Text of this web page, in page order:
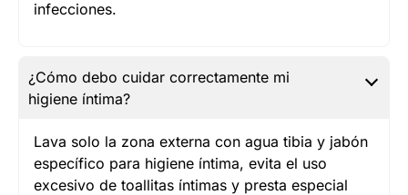
infecciones.
¿Cómo debo cuidar correctamente mi
higiene íntima?
Lava solo la zona externa con agua tibia y jabón
específico para higiene íntima, evita el uso
excesivo de toallitas íntimas y presta especial